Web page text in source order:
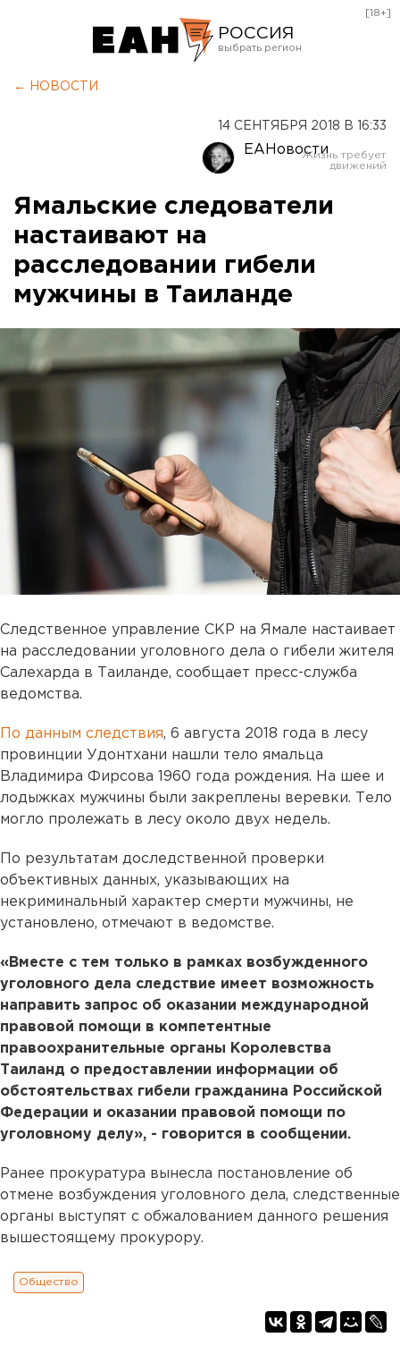
РОССИЯ
Оренбург
[18+]
← НОВОСТИ
14 СЕНТЯБРЯ 2018 В 16:33
ЕАНовости
Ямальские следователи
настаивают на
расследовании гибели
мужчины в Таиланде
Следственное управление СКР на Ямале настаивает
на расследовании уголовного дела о гибели жителя
Салехарда в Таиланде, сообщает пресс-служба
ведомства.
По данным следствия, 6 августа 2018 года в лесу
провинции Удонтхани нашли тело ямальца
Владимира Фирсова 1960 года рождения. На шее и
лодыжках мужчины были закреплены веревки. Тело
могло пролежать в лесу около двух недель.
По результатам доследственной проверки
объективных данных, указывающих на
некриминальный характер смерти мужчины, не
установлено, отмечают в ведомстве.
«Вместе с тем только в рамках возбужденного
уголовного дела следствие имеет возможность
направить запрос об оказании международной
правовой помощи в компетентные
правоохранительные органы Королевства
Таиланд о предоставлении информации об
обстоятельствах гибели гражданина Российской
Федерации и оказании правовой помощи по
уголовному делу», - говорится в сообщении.
Ранее прокуратура вынесла постановление об
отмене возбуждения уголовного дела, следственные
органы выступят с обжалованием данного решения
вышестоящему прокурору.
Общество